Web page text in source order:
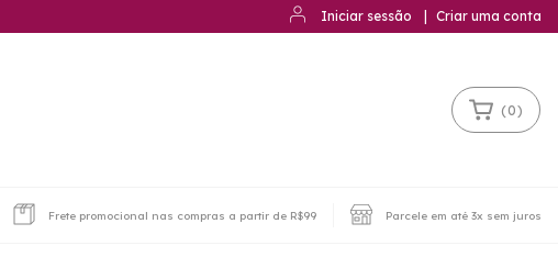
Iniciar sessão Criar uma conta
(0)
Frete promocional nas compras a partir de R$99 Parcele em até 3x sem juros